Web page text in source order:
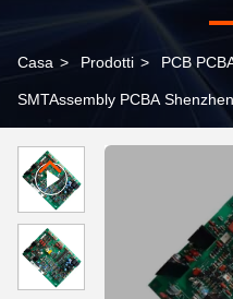
Casa > Prodotti > PCB
SMTAssembly PCBA